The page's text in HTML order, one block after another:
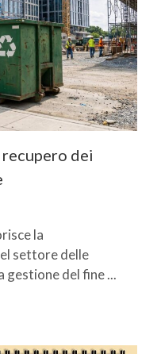
dei
la
settore delle
del fine ...